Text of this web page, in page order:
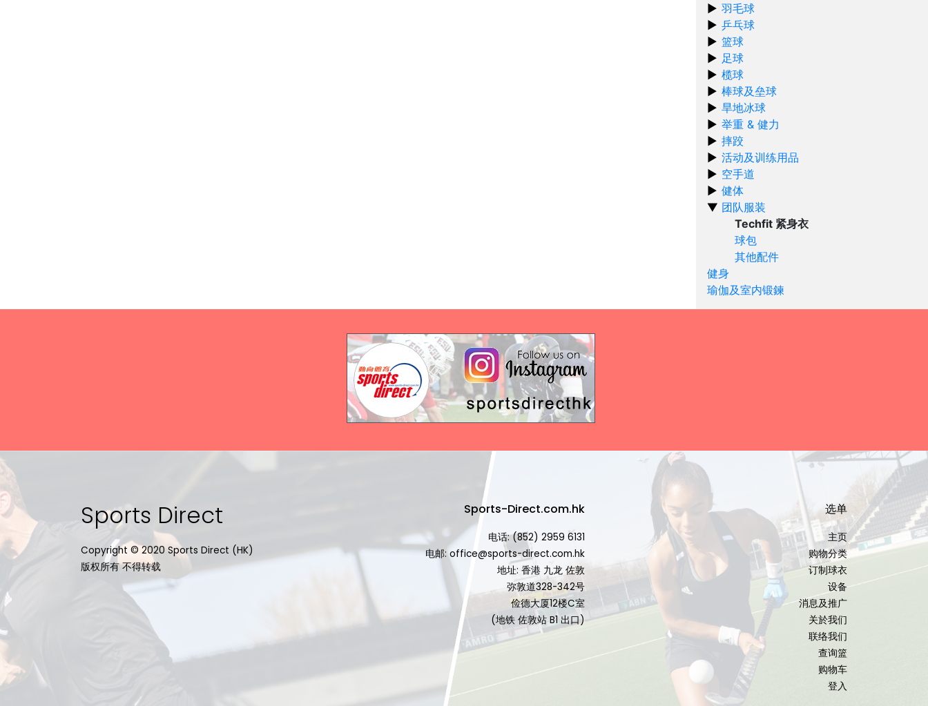
羽毛球
乒乓球
篮球
足球
榄球
棒球及垒球
旱地冰球
举重 & 健力
摔跤
活动及训练用品
空手道
健体
团队服装
Techfit 紧身衣
球包
其他配件
健身
瑜伽及室内锻鍊
Sports Direct
Copyright © 2020 Sports Direct (HK)
版权所有 不得转载
Sports-Direct.com.hk
电话: (852) 2959 6131
电邮: office@sports-direct.com.hk
地址: 香港 九龙 佐敦
弥敦道328-342号
俭德大厦12楼C室
(地铁 佐敦站 B1 出口)
选单
主页
购物分类
订制球衣
设备
消息及推广
关於我们
联络我们
查询篮
购物车
登入